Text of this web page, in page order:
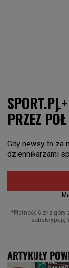
ARTYKUŁY